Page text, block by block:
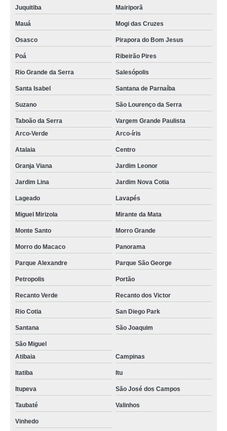
Juquitiba Mairiporã
Mauá Mogi das Cruzes
Osasco Pirapora do Bom Jesus
Poá Ribeirão Pires
Rio Grande da Serra Salesópolis
Santa Isabel Santana de Parnaíba
Suzano São Lourenço da Serra
Taboão da Serra
Vargem Grande Paulista
Arco-Verde
Arco-íris
Atalaia Centro
Granja Viana Jardim Leonor
Jardim Lina Jardim Nova Cotia
Lageado Lavapés
Miguel Mirizola Mirante da Mata
Monte Santo Morro Grande
Morro do Macaco Panorama
Parque Alexandre Parque São George
Petropolis Portão
Recanto Verde Recanto dos Victor
Rio Cotia San Diego Park
Santana São Joaquim
São Miguel
Atibaia
Campinas
Itatiba Itu
Itupeva São José dos Campos
Taubaté Valinhos
Vinhedo